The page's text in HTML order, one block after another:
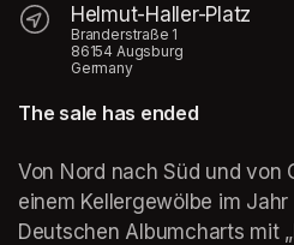
Helmut-Haller-Platz
Branderstraße 1
86154 Augsburg
Germany
The sale has ended
Von Nord nach Süd und von
einem Kellergewölbe im
Deutschen Albumcharts mit